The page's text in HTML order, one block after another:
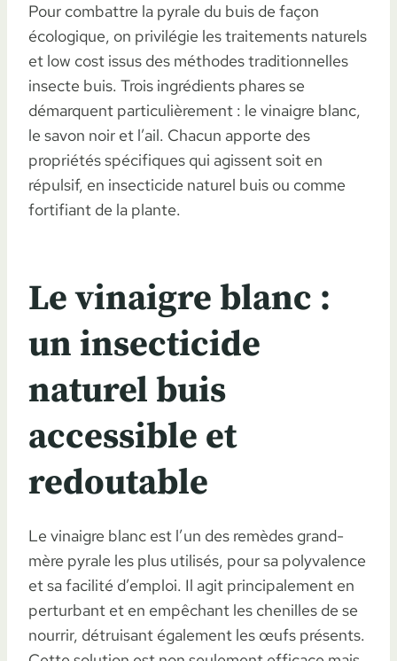
Pour combattre la pyrale du buis de façon
écologique, on privilégie les traitements naturels
et low cost issus des méthodes traditionnelles
insecte buis. Trois ingrédients phares se
démarquent particulièrement : le vinaigre blanc,
le savon noir et l’ail. Chacun apporte des
propriétés spécifiques qui agissent soit en
répulsif, en insecticide naturel buis ou comme
fortifiant de la plante.
Le vinaigre blanc :
un insecticide
naturel buis
accessible et
redoutable
Le vinaigre blanc est l’un des remèdes grand-
mère pyrale les plus utilisés, pour sa polyvalence
et sa facilité d’emploi. Il agit principalement en
perturbant et en empêchant les chenilles de se
nourrir, détruisant également les œufs présents.